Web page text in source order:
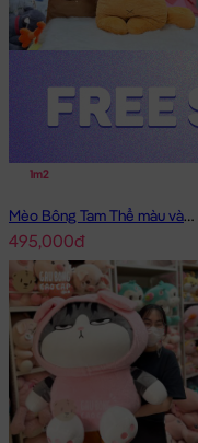
1m2
Mèo Bông Tam Thể màu vàng
495,000đ